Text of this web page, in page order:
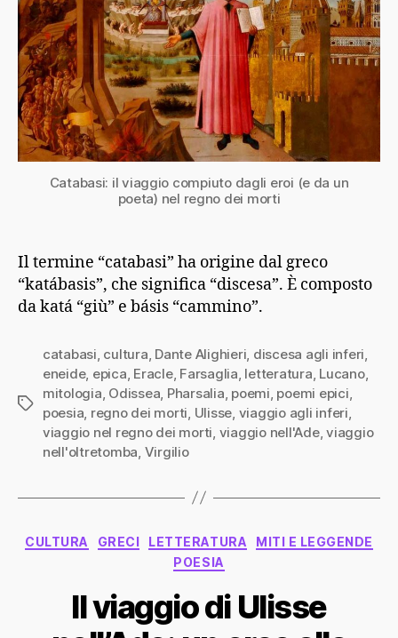
Catabasi: il viaggio compiuto dagli eroi (e da un
poeta) nel regno dei morti
Il termine “catabasi” ha origine dal greco
“katábasis”, che significa “discesa”. È composto
da katá “giù” e básis “cammino”.
Tag
catabasi cultura Dante Alighieri discesa agli inferi
eneide, epica Eracle, Farsaglia letteratura Lucano,
mitologia Odissea Pharsalia poemi poemi epici
poesia regno dei morti Ulisse viaggio agli inferi
viaggio nel regno dei morti viaggio nell'Ade,viaggio
nell'oltretomba Virgilio
Categorie
CULTURA GRECI LETTERATURA
MITI E LEGGENDE
POESIA
Il viaggio di Ulisse